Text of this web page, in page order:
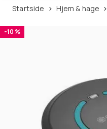
Startside Hjem & hage
-10 %